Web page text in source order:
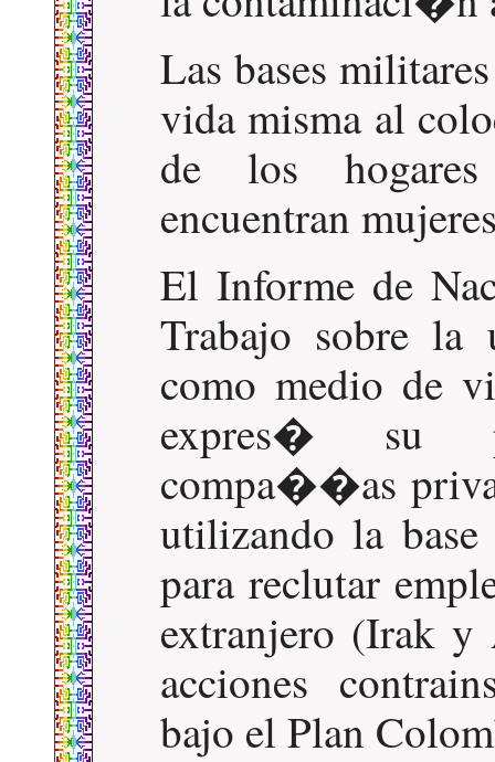
Las bases
vida misma al
de los hogares
encuentran
El Informe de
Trabajo sobre la
como medio de
expres� su
compa��as
utilizando la
para reclutar
extranjero (Irak
acciones
bajo el Plan